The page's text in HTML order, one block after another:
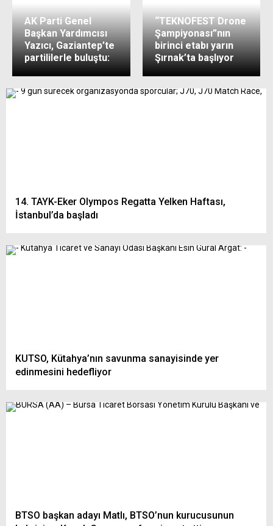
AK Parti Genel
Başkan Yardımcısı
Yazıcı, Gaziantep’te
partililerle buluştu:
“TEKNOFEST Drone
Şampiyonası”nın
birinci etabı yarın
Şırnak’ta başlıyor
14. TAYK-Eker Olympos Regatta Yelken Haftası,
İstanbul’da başladı
KUTSO, Kütahya’nın savunma sanayisinde yer
edinmesini hedefliyor
BTSO başkan adayı Matlı, BTSO’nun kurucusunun